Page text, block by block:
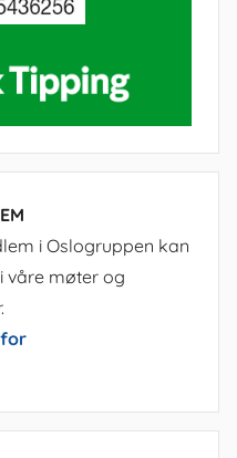
i Oslogruppen kan
våre møter og
for